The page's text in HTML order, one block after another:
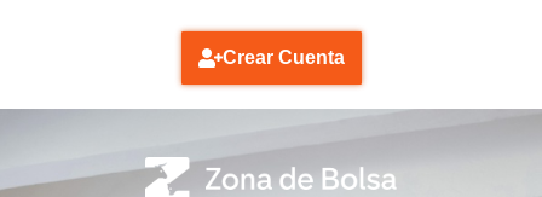
Crear Cuenta